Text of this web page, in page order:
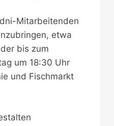
Mitarbeitenden
etwa
der bis zum
um 18:30 Uhr
und Fischmarkt